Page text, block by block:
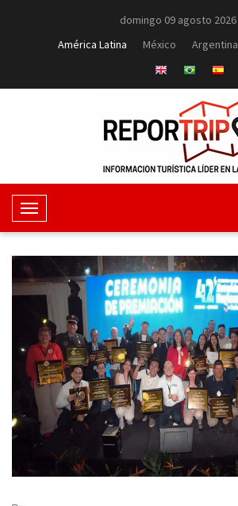
domingo 09 agosto 2026
América Latina
México Argentina
T
o
g
l
a
i
o